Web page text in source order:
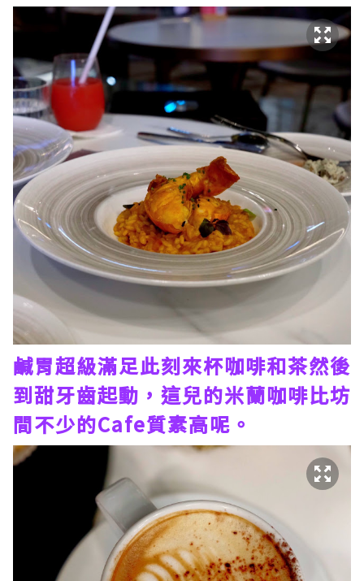
鹹胃超級滿足此刻來杯咖啡和茶然後
到甜牙齒起動，這兒的米蘭咖啡比坊
間不少的Cafe質素高呢。